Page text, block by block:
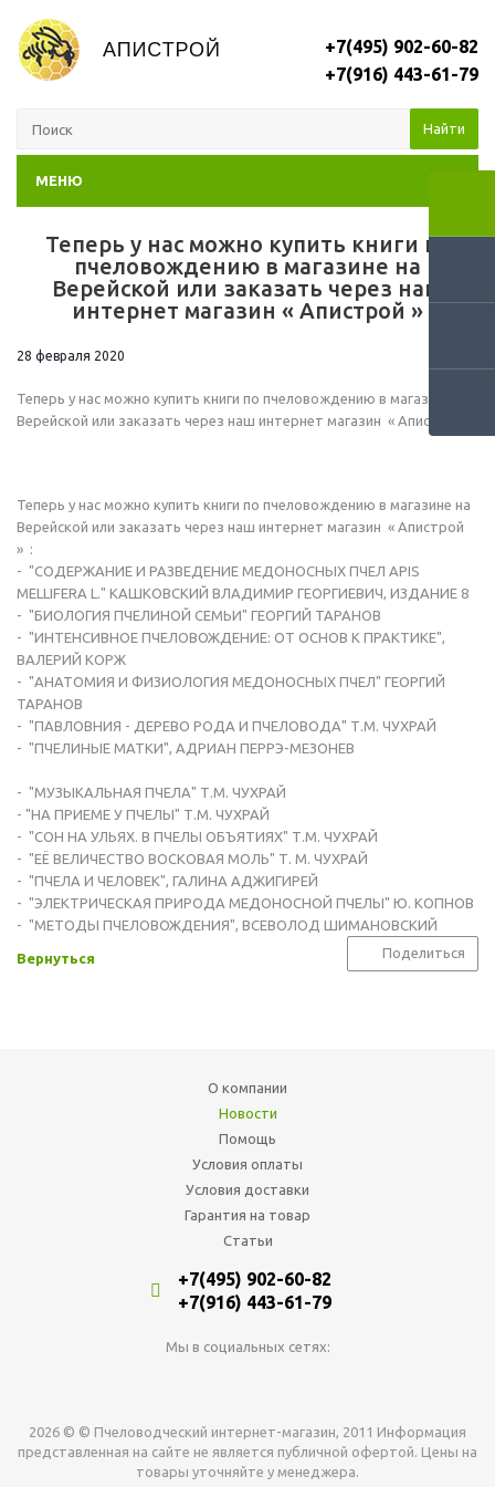
+7(495) 902-60-82
+7(916) 443-61-79
Найти
МЕНЮ
Теперь у нас можно купить книги по
пчеловождению в магазине на
Верейской или заказать через наш
интернет магазин « Апистрой »
28 февраля 2020
Теперь у нас можно купить книги по пчеловождению в магазине на
Верейской или заказать через наш интернет магазин « Апистрой »
Теперь у нас можно купить книги по пчеловождению в магазине на
Верейской или заказать через наш интернет магазин « Апистрой
» :
- "СОДЕРЖАНИЕ И РАЗВЕДЕНИЕ МЕДОНОСНЫХ ПЧЕЛ APIS
MELLIFERA L." КАШКОВСКИЙ ВЛАДИМИР ГЕОРГИЕВИЧ, ИЗДАНИЕ 8
- "БИОЛОГИЯ ПЧЕЛИНОЙ СЕМЬИ" ГЕОРГИЙ ТАРАНОВ
- "ИНТЕНСИВНОЕ ПЧЕЛОВОЖДЕНИЕ: ОТ ОСНОВ К ПРАКТИКЕ",
ВАЛЕРИЙ КОРЖ
- "АНАТОМИЯ И ФИЗИОЛОГИЯ МЕДОНОСНЫХ ПЧЕЛ" ГЕОРГИЙ
ТАРАНОВ
- "ПАВЛОВНИЯ - ДЕРЕВО РОДА И ПЧЕЛОВОДА" Т.М. ЧУХРАЙ
- "ПЧЕЛИНЫЕ МАТКИ", АДРИАН ПЕРРЭ-МЕЗОНЕВ
- "МУЗЫКАЛЬНАЯ ПЧЕЛА" Т.М. ЧУХРАЙ
- "НА ПРИЕМЕ У ПЧЕЛЫ" Т.М. ЧУХРАЙ
- "СОН НА УЛЬЯХ. В ПЧЕЛЫ ОБЪЯТИЯХ" Т.М. ЧУХРАЙ
- "ЕЁ ВЕЛИЧЕСТВО ВОСКОВАЯ МОЛЬ" Т. М. ЧУХРАЙ
- "ПЧЕЛА И ЧЕЛОВЕК", ГАЛИНА АДЖИГИРЕЙ
- "ЭЛЕКТРИЧЕСКАЯ ПРИРОДА МЕДОНОСНОЙ ПЧЕЛЫ" Ю. КОПНОВ
- "МЕТОДЫ ПЧЕЛОВОЖДЕНИЯ", ВСЕВОЛОД ШИМАНОВСКИЙ
Вернуться Поделиться
О компании
Новости
Помощь
Условия оплаты
Условия доставки
Гарантия на товар
Статьи
+7(495) 902-60-82
+7(916) 443-61-79
Мы в социальных сетях:
2026 © © Пчеловодческий интернет-магазин, 2011 Информация
представленная на сайте не является публичной офертой. Цены на
товары уточняйте у менеджера.